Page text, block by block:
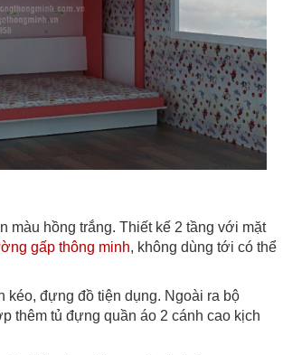
hồng trắng. Thiết kế 2 tầng với mặt
gấp thông minh, không dùng tới có thể
kéo, đựng đồ tiện dụng. Ngoài ra bộ
thêm tủ đựng quần áo 2 cánh cao kịch